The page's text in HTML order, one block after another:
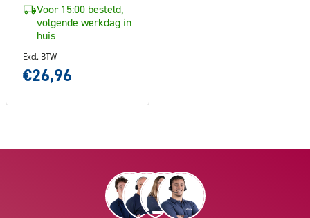
Voor 15:00 besteld,
volgende werkdag in
huis
Excl. BTW
€26,96